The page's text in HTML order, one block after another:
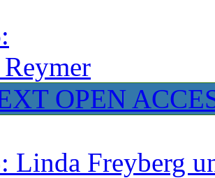
OPEN
Linda Freyberg